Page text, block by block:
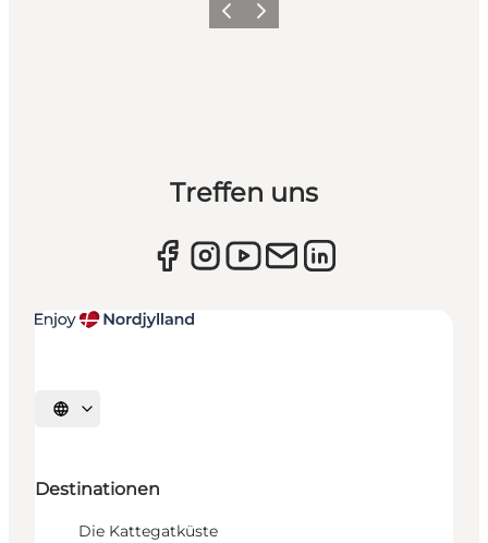
ZurückWeiter
Treffen uns
Sprache auswählen
Destinationen
Die Kattegatküste